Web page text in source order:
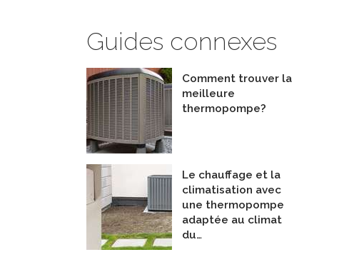
Guides connexes
Comment trouver la
meilleure
thermopompe?
Le chauffage et la
climatisation avec
une thermopompe
adaptée au climat
du…